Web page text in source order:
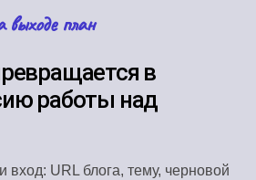
план
в
работы над
вход: URL блога, тему, черновой